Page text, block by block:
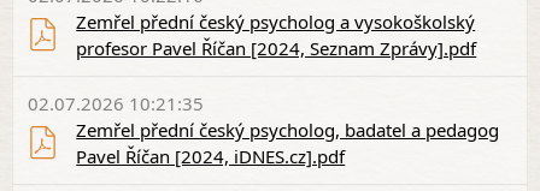
Zemřel přední český psycholog a vysokoškolský
profesor Pavel Říčan [2024, Seznam Zprávy].pdf
Zemřel přední český psycholog, badatel a pedagog
Pavel Říčan [2024, iDNES.cz].pdf
02.07.2026 10:21:35